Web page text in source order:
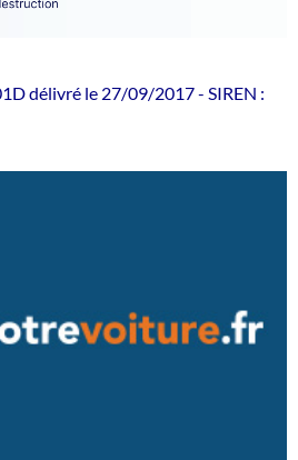
délivré le 27/09/2017 - SIREN :